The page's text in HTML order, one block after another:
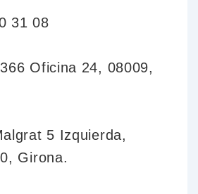
31 08
Oficina 24, 08009,
5 Izquierda,
Girona.